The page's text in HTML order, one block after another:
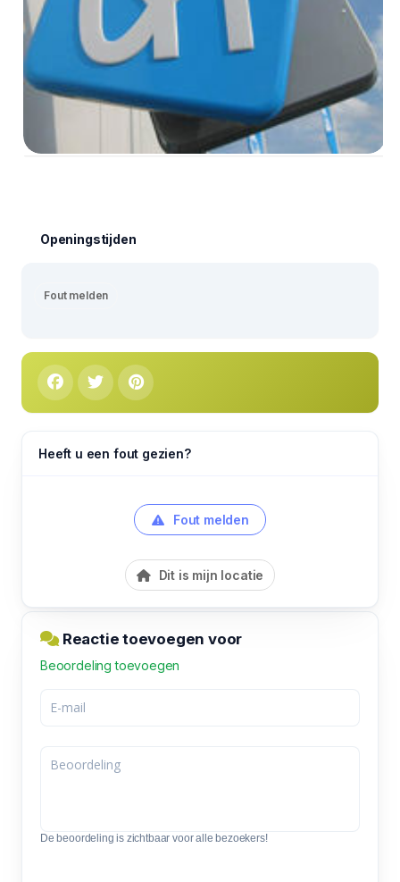
Openingstijden
Fout melden
Heeft u een fout gezien?
Fout melden
Dit is mijn locatie
Reactie toevoegen voor
Beoordeling toevoegen
De beoordeling is zichtbaar voor alle bezoekers!